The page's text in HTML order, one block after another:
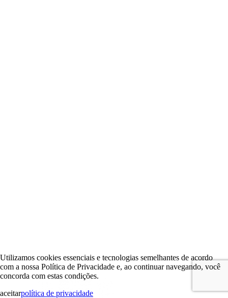
Utilizamos cookies essenciais e tecnologias semelhantes de acordo
com a nossa Política de Privacidade e, ao continuar navegando, você
concorda com estas condições.
aceitarpolítica de privacidade